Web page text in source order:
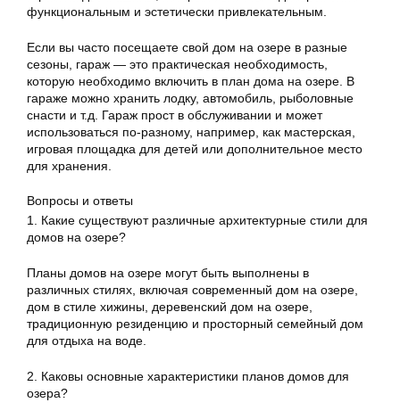
функциональным и эстетически привлекательным.
Если вы часто посещаете свой дом на озере в разные
сезоны, гараж — это практическая необходимость,
которую необходимо включить в план дома на озере. В
гараже можно хранить лодку, автомобиль, рыболовные
снасти и т.д. Гараж прост в обслуживании и может
использоваться по-разному, например, как мастерская,
игровая площадка для детей или дополнительное место
для хранения.
Вопросы и ответы
1. Какие существуют различные архитектурные стили для
домов на озере?
Планы домов на озере могут быть выполнены в
различных стилях, включая современный дом на озере,
дом в стиле хижины, деревенский дом на озере,
традиционную резиденцию и просторный семейный дом
для отдыха на воде.
2. Каковы основные характеристики планов домов для
озера?